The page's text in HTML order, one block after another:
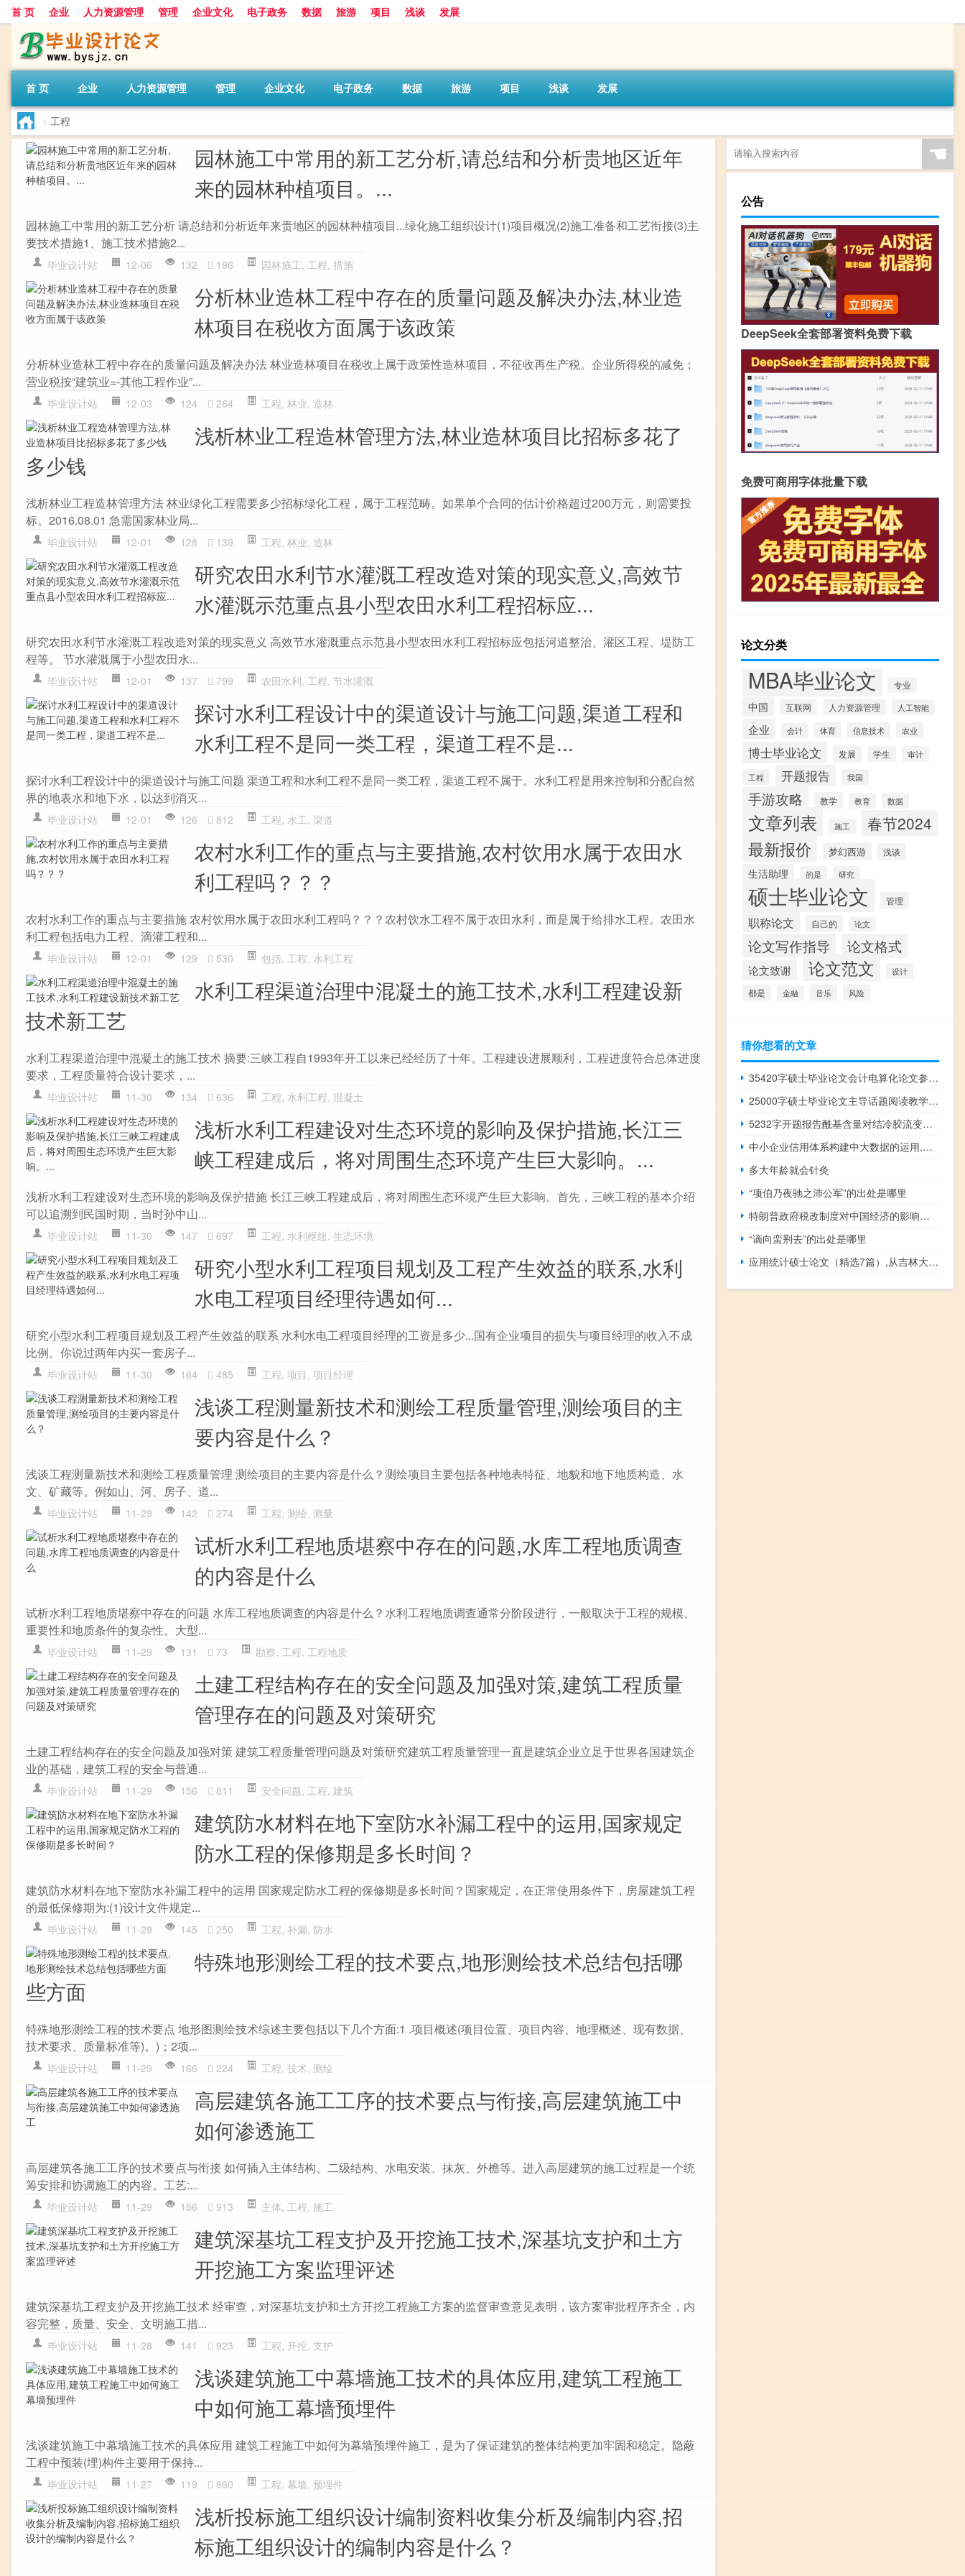
首 页 企业 人力资源管理 管理 企业文化 电子政务 数据 旅游 项目 浅谈 发展
首 页 企业 人力资源管理 管理 企业文化 电子政务 数据 旅游 项目 浅谈 发展
> 工程
园林施工中常用的新工艺分析,请总结和分析贵地区近年
来的园林种植项目。...
园林施工中常用的新工艺分析 请总结和分析近年来贵地区的园林种植项目...绿化施工组织设计(1)项目概况(2)施工准备和工艺衔接(3)主
要技术措施1、施工技术措施2...
毕业设计站 12-06 132 196 园林施工, 工程, 措施
分析林业造林工程中存在的质量问题及解决办法,林业造
林项目在税收方面属于该政策
分析林业造林工程中存在的质量问题及解决办法 林业造林项目在税收上属于政策性造林项目，不征收再生产税。企业所得税的减免；
营业税按“建筑业=-其他工程作业”...
毕业设计站 12-03 124 264 工程, 林业, 造林
浅析林业工程造林管理方法,林业造林项目比招标多花了
多少钱
浅析林业工程造林管理方法 林业绿化工程需要多少招标绿化工程，属于工程范畴。如果单个合同的估计价格超过200万元，则需要投
标。2016.08.01 急需国家林业局...
毕业设计站 12-01 128 139 工程, 林业, 造林
研究农田水利节水灌溉工程改造对策的现实意义,高效节
水灌溉示范重点县小型农田水利工程招标应...
研究农田水利节水灌溉工程改造对策的现实意义 高效节水灌溉重点示范县小型农田水利工程招标应包括河道整治、灌区工程、堤防工
程等。 节水灌溉属于小型农田水...
毕业设计站 12-01 137 799 农田水利, 工程, 节水灌溉
探讨水利工程设计中的渠道设计与施工问题,渠道工程和
水利工程不是同一类工程，渠道工程不是...
探讨水利工程设计中的渠道设计与施工问题 渠道工程和水利工程不是同一类工程，渠道工程不属于。水利工程是用来控制和分配自然
界的地表水和地下水，以达到消灭...
毕业设计站 12-01 126 812 工程, 水工, 渠道
农村水利工作的重点与主要措施,农村饮用水属于农田水
利工程吗？？？
农村水利工作的重点与主要措施 农村饮用水属于农田水利工程吗？？？农村饮水工程不属于农田水利，而是属于给排水工程。农田水
利工程包括电力工程、滴灌工程和...
毕业设计站 12-01 129 530 包括, 工程, 水利工程
水利工程渠道治理中混凝土的施工技术,水利工程建设新
技术新工艺
水利工程渠道治理中混凝土的施工技术 摘要:三峡工程自1993年开工以来已经经历了十年。工程建设进展顺利，工程进度符合总体进度
要求，工程质量符合设计要求，...
毕业设计站 11-30 134 636 工程, 水利工程, 混凝土
浅析水利工程建设对生态环境的影响及保护措施,长江三
峡工程建成后，将对周围生态环境产生巨大影响。...
浅析水利工程建设对生态环境的影响及保护措施 长江三峡工程建成后，将对周围生态环境产生巨大影响。首先，三峡工程的基本介绍
可以追溯到民国时期，当时孙中山...
毕业设计站 11-30 147 697 工程, 水利枢纽, 生态环境
研究小型水利工程项目规划及工程产生效益的联系,水利
水电工程项目经理待遇如何...
研究小型水利工程项目规划及工程产生效益的联系 水利水电工程项目经理的工资是多少...国有企业项目的损失与项目经理的收入不成
比例。你说过两年内买一套房子...
毕业设计站 11-30 164 485 工程, 项目 , 项目经理
浅谈工程测量新技术和测绘工程质量管理,测绘项目的主
要内容是什么？
浅谈工程测量新技术和测绘工程质量管理 测绘项目的主要内容是什么？测绘项目主要包括各种地表特征、地貌和地下地质构造、水
文、矿藏等。例如山、河、房子、道...
毕业设计站 11-29 142 274 工程, 测绘, 测量
试析水利工程地质堪察中存在的问题,水库工程地质调查
的内容是什么
试析水利工程地质堪察中存在的问题 水库工程地质调查的内容是什么？水利工程地质调查通常分阶段进行，一般取决于工程的规模、
重要性和地质条件的复杂性。大型...
毕业设计站 11-29 131 73 勘察, 工程, 工程地质
土建工程结构存在的安全问题及加强对策,建筑工程质量
管理存在的问题及对策研究
土建工程结构存在的安全问题及加强对策 建筑工程质量管理问题及对策研究建筑工程质量管理一直是建筑企业立足于世界各国建筑企
业的基础，建筑工程的安全与普通...
毕业设计站 11-29 156 811 安全问题, 工程, 建筑
建筑防水材料在地下室防水补漏工程中的运用,国家规定
防水工程的保修期是多长时间？
建筑防水材料在地下室防水补漏工程中的运用 国家规定防水工程的保修期是多长时间？国家规定，在正常使用条件下，房屋建筑工程
的最低保修期为:(1)设计文件规定...
毕业设计站 11-29 145 250 工程, 补漏, 防水
特殊地形测绘工程的技术要点,地形测绘技术总结包括哪
些方面
特殊地形测绘工程的技术要点 地形图测绘技术综述主要包括以下几个方面:1 .项目概述(项目位置、项目内容、地理概述、现有数据、
技术要求、质量标准等)。)；2项...
毕业设计站 11-29 166 224 工程, 技术, 测绘
高层建筑各施工工序的技术要点与衔接,高层建筑施工中
如何渗透施工
高层建筑各施工工序的技术要点与衔接 如何插入主体结构、二级结构、水电安装、抹灰、外檐等。进入高层建筑的施工过程是一个统
筹安排和协调施工的内容。工艺:...
毕业设计站 11-29 156 913 主体, 工程, 施工
建筑深基坑工程支护及开挖施工技术,深基坑支护和土方
开挖施工方案监理评述
建筑深基坑工程支护及开挖施工技术 经审查，对深基坑支护和土方开挖工程施工方案的监督审查意见表明，该方案审批程序齐全，内
容完整，质量、安全、文明施工措...
毕业设计站 11-28 141 923 工程, 开挖, 支护
浅谈建筑施工中幕墙施工技术的具体应用,建筑工程施工
中如何施工幕墙预埋件
浅谈建筑施工中幕墙施工技术的具体应用 建筑工程施工中如何为幕墙预埋件施工，是为了保证建筑的整体结构更加牢固和稳定。隐蔽
工程中预装(埋)构件主要用于保持...
毕业设计站 11-27 119 860 工程, 幕墙, 预埋件
浅析投标施工组织设计编制资料收集分析及编制内容,招
标施工组织设计的编制内容是什么？
☚
公告
DeepSeek全套部署资料免费下载
免费可商用字体批量下载
论文分类
MBA毕业论文 专业
中国 互联网 人力资源管理 人工智能
企业 会计 体育 信息技术 农业
博士毕业论文 发展 学生
审计
工程
开题报告 我国
手游攻略 教学 教育 数据
文章列表 施工 春节2024
最新报价 梦幻西游 浅谈
生活助理 的是 研究
硕士毕业论文 管理
职称论文 自己的 论文
论文写作指导 论文格式
论文致谢 论文范文
设计
都是
金融 音乐 风险
猜你想看的文章
35420字硕士毕业论文会计电算化论文参考资料:如何规范会计程序
25000字硕士毕业论文主导话题阅读教学设计研究
5232字开题报告酰基含量对结冷胶流变性和凝胶性能的影响
中小企业信用体系构建中大数据的运用,如何利用大数据推进完整性体系建设
多大年龄就会针灸
“项伯乃夜驰之沛公军”的出处是哪里
特朗普政府税改制度对中国经济的影响研究,为什么美国总统特朗普是这样一个混蛋？
“谪向蛮荆去”的出处是哪里
应用统计硕士论文（精选7篇）,从吉林大学数学学院寻求应用统计学硕士培养方案，...